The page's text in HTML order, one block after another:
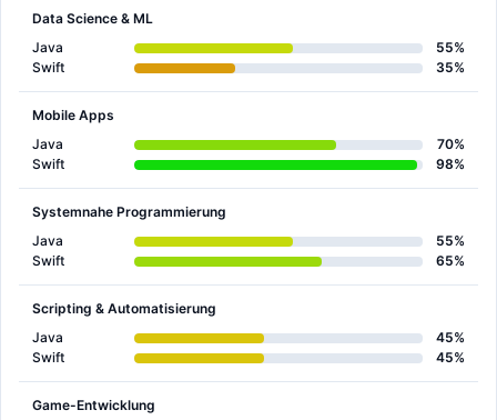
Data Science & ML
Java
55%
Swift
35%
Mobile Apps
Java
70%
Swift
98%
Systemnahe Programmierung
Java
55%
Swift
65%
Scripting & Automatisierung
Java
45%
Swift
45%
Game-Entwicklung